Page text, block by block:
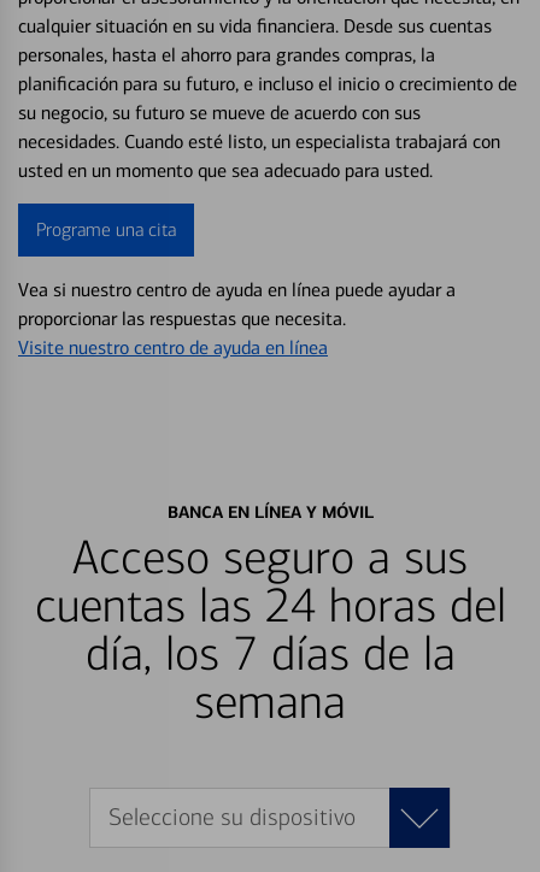
cualquier situación en su vida financiera. Desde sus cuentas
personales, hasta el ahorro para grandes compras, la
planificación para su futuro, e incluso el inicio o crecimiento de
su negocio, su futuro se mueve de acuerdo con sus
necesidades. Cuando esté listo, un especialista trabajará con
usted en un momento que sea adecuado para usted.
Programe una cita
Vea si nuestro centro de ayuda en línea puede ayudar a
proporcionar las respuestas que necesita.
Visite nuestro centro de ayuda en línea
BANCA EN LÍNEA Y MÓVIL
Acceso seguro a sus
cuentas las 24 horas del
día, los 7 días de la
semana
Seleccione su dispositivo